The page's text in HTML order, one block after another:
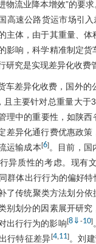
物流业降本增效”的要
高速公路货运市场引
主体，由于其重量、
影响，科学精准制定
研究是实现差异化收费
车差异化收费，国外
且主要针对总重量大于
理中的重要性，如陕
差异化通行费优惠政
运输成本[6]。目前，国
异质性的考虑。现有
群体出行行为的偏好
了传统聚类方法划分
别划分的因素展开研
出行行为的影响[8⇓ -10]
行特征差异[4, 11]。刘